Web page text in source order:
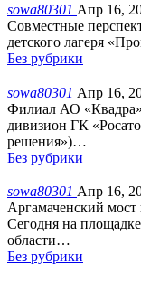
sowa80301 Апр 16,
Совместные
детского лагеря
Без рубрики
sowa80301 Апр 16,
Филиал АО «Квадра»
дивизион ГК
решения»)…
Без рубрики
sowa80301 Апр 16,
Аргамаченский мост
Сегодня на
области…
Без рубрики